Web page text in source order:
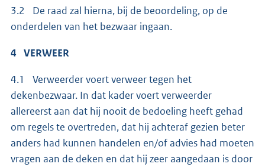
3.2 De raad zal hierna, bij de beoordeling, op de
onderdelen van het bezwaar ingaan.
4 VERWEER
4.1 Verweerder voert verweer tegen het
dekenbezwaar. In dat kader voert verweerder
allereerst aan dat hij nooit de bedoeling heeft gehad
om regels te overtreden, dat hij achteraf gezien beter
anders had kunnen handelen en/of advies had moeten
vragen aan de deken en dat hij zeer aangedaan is door